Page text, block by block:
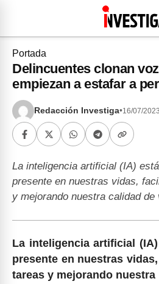
Portada
Delincuentes clonan
empiezan a estafar a
Redacción Investiga•16/07/2023
La inteligencia artificial (IA)
presente en nuestras vidas,
y mejorando nuestra calidad
La inteligencia artificial
presente en nuestras
tareas y mejorando